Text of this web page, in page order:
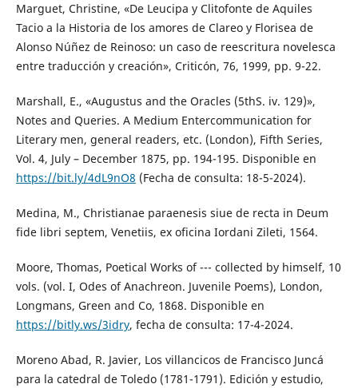
Marguet, Christine, «De Leucipa y Clitofonte de Aquiles
Tacio a la Historia de los amores de Clareo y Florisea de
Alonso Núñez de Reinoso: un caso de reescritura novelesca
entre traducción y creación», Criticón, 76, 1999, pp. 9-22.
Marshall, E., «Augustus and the Oracles (5thS. iv. 129)»,
Notes and Queries. A Medium Entercommunication for
Literary men, general readers, etc. (London), Fifth Series,
Vol. 4, July – December 1875, pp. 194-195. Disponible en
https://bit.ly/4dL9nO8 (Fecha de consulta: 18-5-2024).
Medina, M., Christianae paraenesis siue de recta in Deum
fide libri septem, Venetiis, ex oficina Iordani Zileti, 1564.
Moore, Thomas, Poetical Works of --- collected by himself, 10
vols. (vol. I, Odes of Anachreon. Juvenile Poems), London,
Longmans, Green and Co, 1868. Disponible en
https://bitly.ws/3idry, fecha de consulta: 17-4-2024.
Moreno Abad, R. Javier, Los villancicos de Francisco Juncá
para la catedral de Toledo (1781-1791). Edición y estudio,